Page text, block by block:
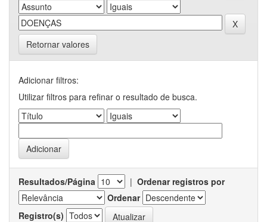
Retornar valores
Adicionar filtros:
Utilizar filtros para refinar o resultado de busca.
Resultados/Página | Ordenar registros por
Ordenar
Registro(s)